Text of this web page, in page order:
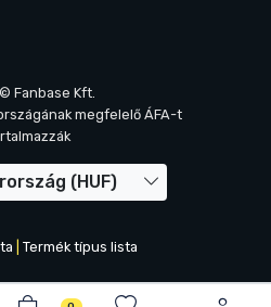
Fanbase Kft.
megfelelő ÁFA-t
(HUF)
Termék típus lista